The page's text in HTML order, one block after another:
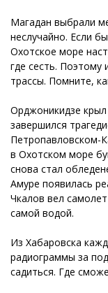
Магадан выбрали
неслучайно. Если
Охотское море
где сесть. Поэтому
трассы. Помните,
Орджоникидзе
завершился
Петропавловском-
в Охотском море
снова стал
Амуре появилась
Чкалов вел
самой водой.
Из Хабаровска
радиограммы за
садиться. Где